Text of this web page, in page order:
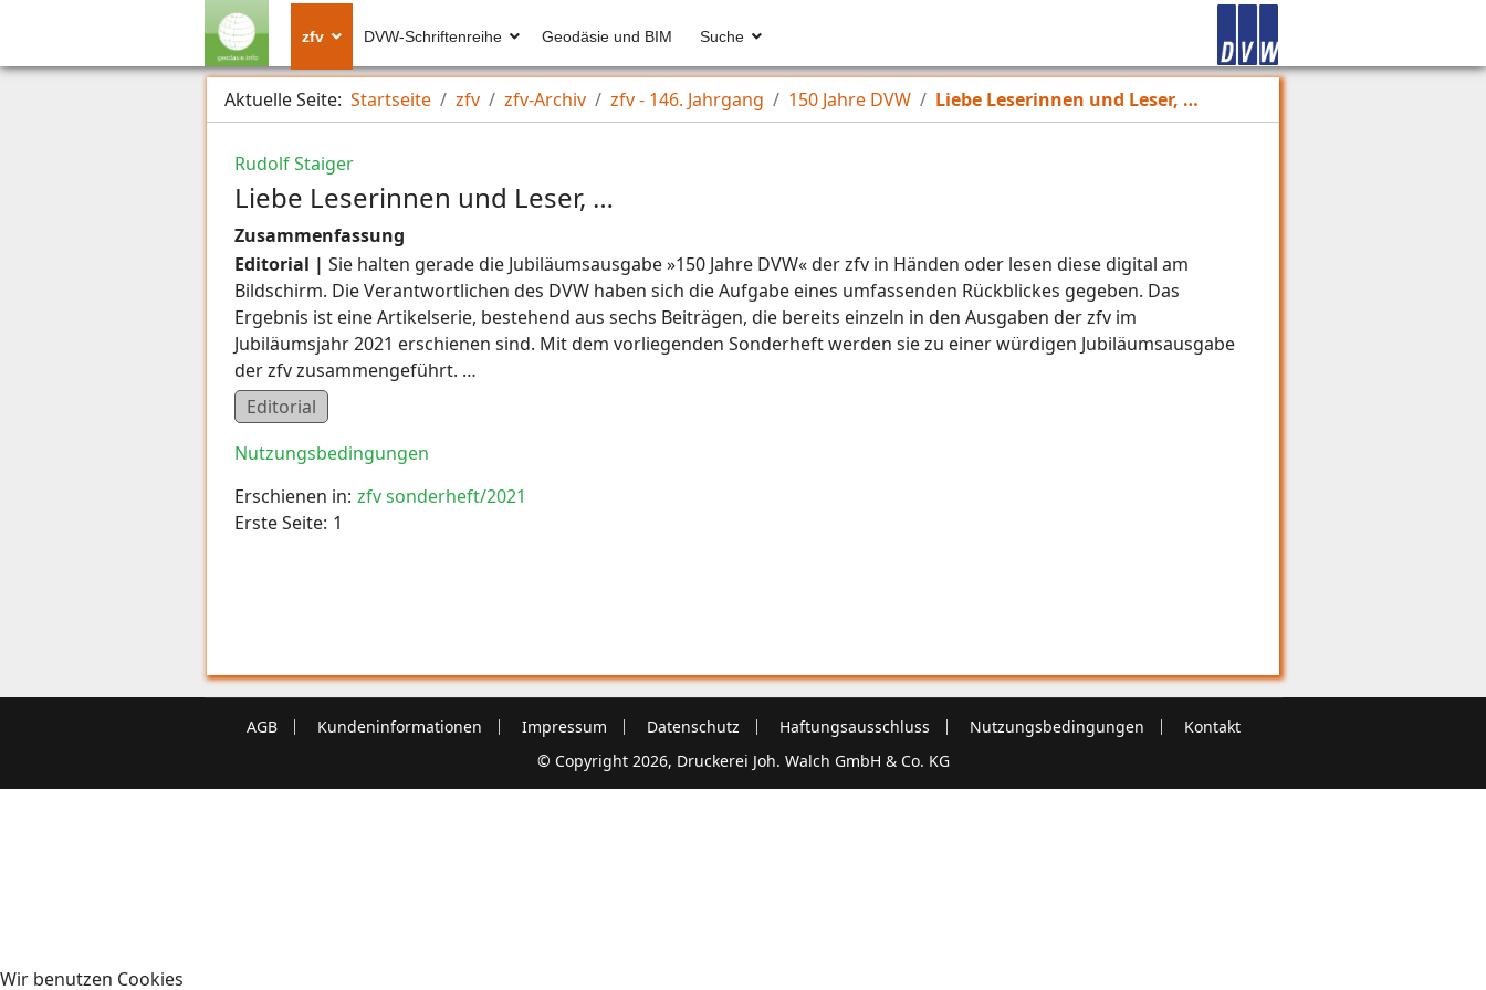
zfv DVW-Schriftenreihe Geodäsie und BIM Suche
Aktuelle Seite: Startseite zfv zfv-Archiv zfv - 146. Jahrgang 150 Jahre DVW Liebe Leserinnen und Leser, …
Rudolf Staiger
Liebe Leserinnen und Leser, …
Zusammenfassung
Editorial | Sie halten gerade die Jubiläumsausgabe »150 Jahre DVW« der zfv in Händen oder lesen diese digital am
Bildschirm. Die Verantwortlichen des DVW haben sich die Aufgabe eines umfassenden Rückblickes gegeben. Das
Ergebnis ist eine Artikelserie, bestehend aus sechs Beiträgen, die bereits einzeln in den Ausgaben der zfv im
Jubiläumsjahr 2021 erschienen sind. Mit dem vorliegenden Sonderheft werden sie zu einer würdigen Jubiläumsausgabe
der zfv zusammengeführt. …
Editorial
Nutzungsbedingungen
Erschienen in: zfv sonderheft/2021
Erste Seite: 1
AGB Kundeninformationen Impressum Datenschutz Haftungsausschluss Nutzungsbedingungen
Kontakt
© Copyright 2026, Druckerei Joh. Walch GmbH & Co. KG
Wir benutzen Cookies